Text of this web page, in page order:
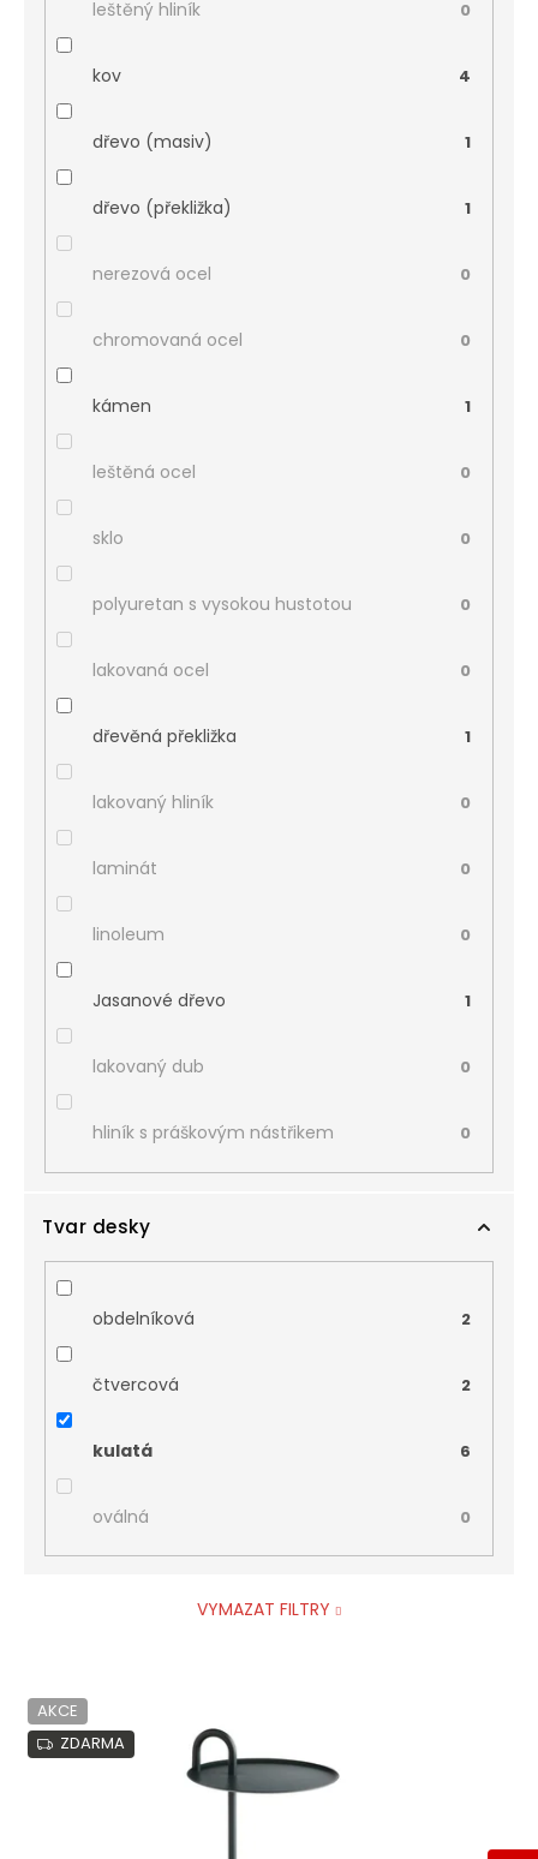
leštěný hliník 0
kov 4
dřevo (masiv) 1
dřevo (překližka) 1
nerezová ocel 0
chromovaná ocel 0
kámen 1
leštěná ocel 0
sklo 0
polyuretan s vysokou hustotou 0
lakovaná ocel 0
dřevěná překližka 1
lakovaný hliník 0
laminát 0
linoleum 0
Jasanové dřevo 1
lakovaný dub 0
hliník s práškovým nástřikem 0
Tvar desky
obdelníková 2
čtvercová 2
kulatá 6
oválná 0
VYMAZAT FILTRY
V
ý
p
AKCE
ZDARMA